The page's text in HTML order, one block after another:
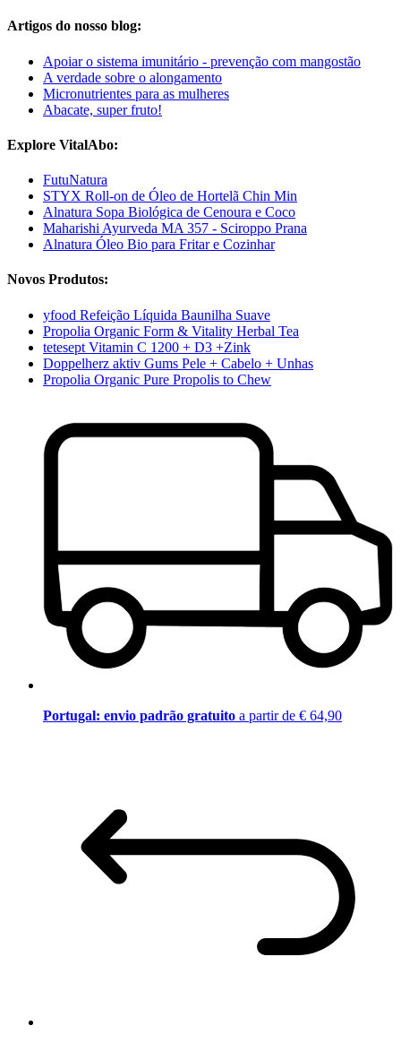
Artigos do nosso blog:
Apoiar o sistema imunitário - prevenção com mangostão
A verdade sobre o alongamento
Micronutrientes para as mulheres
Abacate, super fruto!
Explore VitalAbo:
FutuNatura
STYX Roll-on de Óleo de Hortelã Chin Min
Alnatura Sopa Biológica de Cenoura e Coco
Maharishi Ayurveda MA 357 - Sciroppo Prana
Alnatura Óleo Bio para Fritar e Cozinhar
Novos Produtos:
yfood Refeição Líquida Baunilha Suave
Propolia Organic Form & Vitality Herbal Tea
tetesept Vitamin C 1200 + D3 +Zink
Doppelherz aktiv Gums Pele + Cabelo + Unhas
Propolia Organic Pure Propolis to Chew
Portugal: envio padrão gratuito a partir de € 64,90